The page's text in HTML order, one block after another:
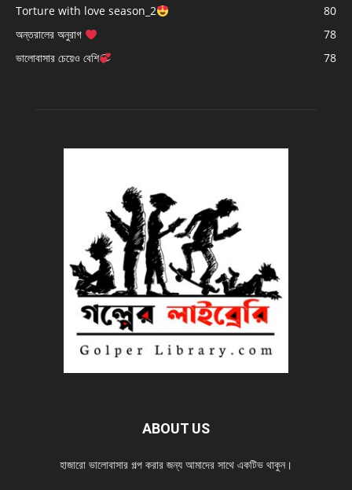
Torture with love season_2
80
অন্তরালের অনুরাগ
78
ভালোবাসার চেয়েও বেশি
78
ABOUT US
হাজারো ভালোবাসার গল্প করার জন্য আমাদের সাথে একটিভ থাকুন।